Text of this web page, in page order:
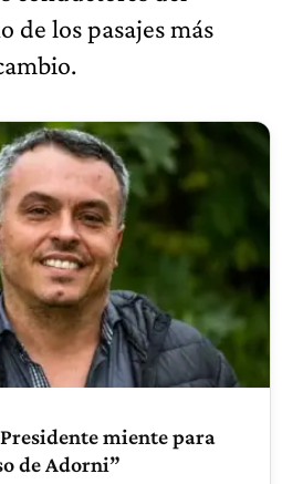
de los pasajes más
miente para
de Adorni”